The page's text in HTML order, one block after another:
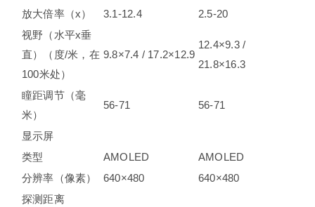
放大倍率（x）
3.1-12.4
2.5-20
视野（水平x垂
直）（度/米，在
100米处）
9.8×7.4 / 17.2×12.9
12.4×9.3 /
21.8×16.3
瞳距调节（毫
米）
56-71 56-71
显示屏
类型
AMOLED
AMOLED
分辨率（像素）
640×480
640×480
探测距离